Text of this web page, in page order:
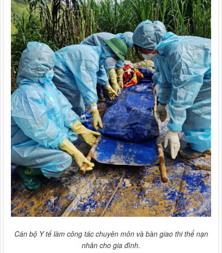
Cán bộ Y tế làm công tác chuyên môn và bàn giao thi thể nạn
nhân cho gia đình.